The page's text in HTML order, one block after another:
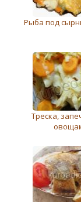
Рыба под
Треска,